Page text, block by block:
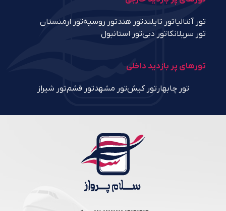
تور آنتالیاتور تایلندتور هندتور روسیهتور ارمنستان
تور سریلانکاتور دبیتور استانبول
تورهای پر بازدید داخلی
تور چابهار تور کیشتور مشهدتور قشمتور شیراز